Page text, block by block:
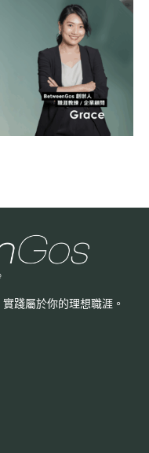
實踐屬於你的理想職涯。